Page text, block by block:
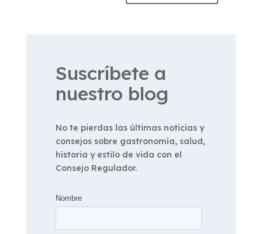
Suscríbete a
nuestro blog
No te pierdas las últimas noticias y
consejos sobre gastronomía, salud,
historia y estilo de vida con el
Consejo Regulador.